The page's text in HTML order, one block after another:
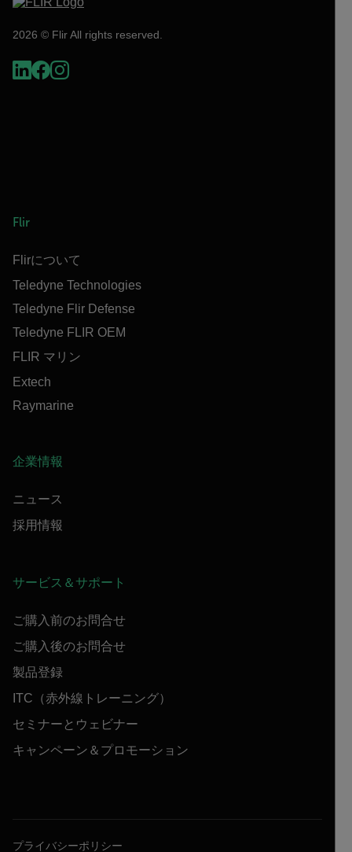
2026 © Flir All rights reserved.
Flir
Flirについて
Teledyne Technologies
Teledyne Flir Defense
Teledyne FLIR OEM
FLIR マリン
Extech
Raymarine
企業情報
ニュース
採用情報
サービス＆サポート
ご購入前のお問合せ
ご購入後のお問合せ
製品登録
ITC（赤外線トレーニング）
セミナーとウェビナー
キャンペーン＆プロモーション
プライバシーポリシー